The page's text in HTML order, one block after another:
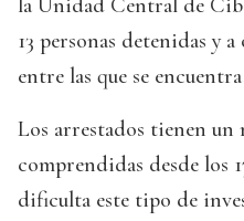
la Unidad Central de
13 personas detenidas y
entre las que se
Los arrestados tienen un
comprendidas desde los
dificulta este tipo de